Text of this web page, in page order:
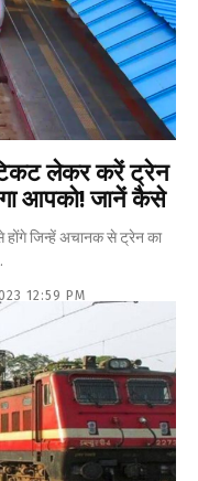
लेकर करें ट्रेन
आपको! जानें कैसे
जिन्हें अचानक से ट्रेन का
12:59 PM